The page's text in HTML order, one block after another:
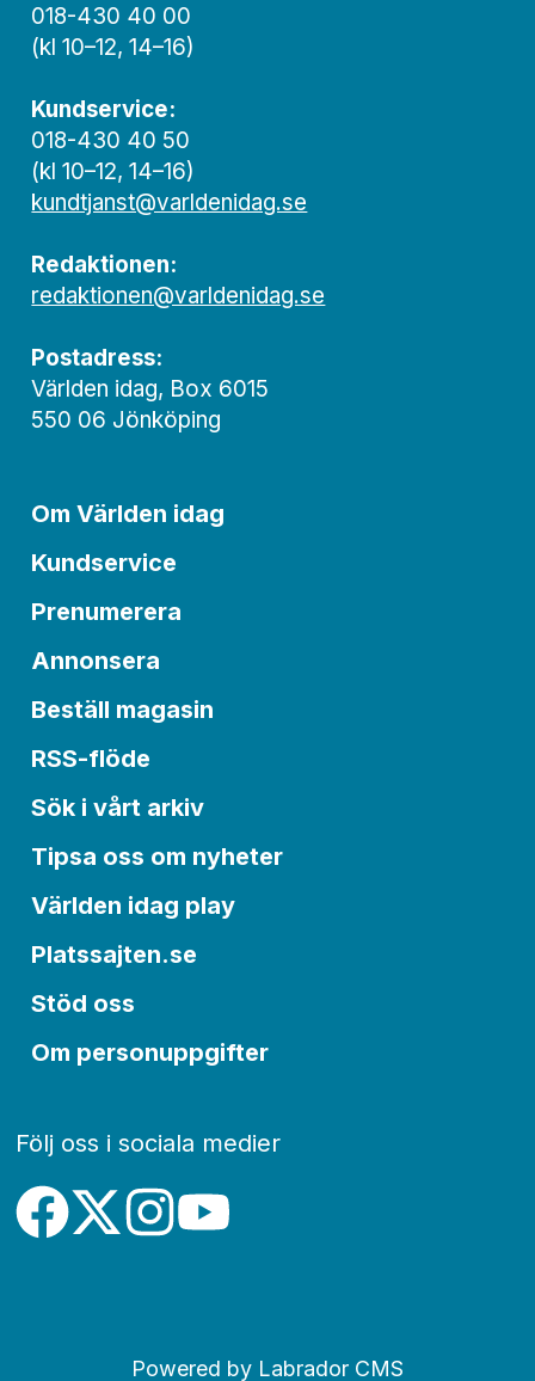
018-430 40 00
(kl 10–12, 14–16)
Kundservice:
018-430 40 50
(kl 10–12, 14–16)
kundtjanst@varldenidag.se
Redaktionen:
redaktionen@varldenidag.se
Postadress:
Världen idag, Box 6015
550 06 Jönköping
Om Världen idag
Kundservice
Prenumerera
Annonsera
Beställ magasin
RSS-flöde
Sök i vårt arkiv
Tipsa oss om nyheter
Världen idag play
Platssajten.se
Stöd oss
Om personuppgifter
Följ oss i sociala medier
Powered by Labrador CMS